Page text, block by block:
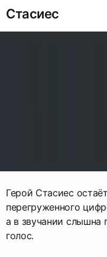
Стасиес
Герой Стасиес
перегруженного
а в звучании слышна
голос.